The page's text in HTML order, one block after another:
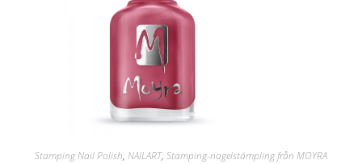
Stamping Nail Polish, NAILART, Stamping-nagelstämpling från MOYRA